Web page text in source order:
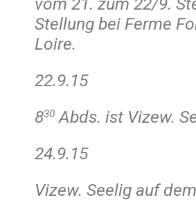
Stellung bei Ferme
Loire.
22.9.15
830 Abds. ist Vizew.
24.9.15
Vizew. Seelig auf